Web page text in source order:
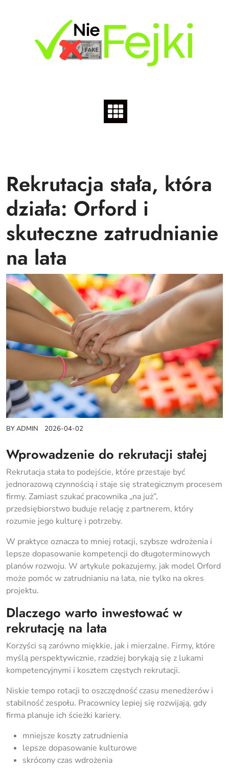
Rekrutacja stała, która
działa: Orford i
skuteczne zatrudnianie
na lata
BYADMIN 2026-04-02
Wprowadzenie do rekrutacji stałej
Rekrutacja stała to podejście, które przestaje być
jednorazową czynnością i staje się strategicznym procesem
firmy. Zamiast szukać pracownika „na już”,
przedsiębiorstwo buduje relację z partnerem, który
rozumie jego kulturę i potrzeby.
W praktyce oznacza to mniej rotacji, szybsze wdrożenia i
lepsze dopasowanie kompetencji do długoterminowych
planów rozwoju. W artykule pokazujemy, jak model Orford
może pomóc w zatrudnianiu na lata, nie tylko na okres
projektu.
Dlaczego warto inwestować w
rekrutację na lata
Korzyści są zarówno miękkie, jak i mierzalne. Firmy, które
myślą perspektywicznie, rzadziej borykają się z lukami
kompetencyjnymi i kosztem częstych rekrutacji.
Niskie tempo rotacji to oszczędność czasu menedżerów i
stabilność zespołu. Pracownicy lepiej się rozwijają, gdy
firma planuje ich ścieżki kariery.
mniejsze koszty zatrudnienia
lepsze dopasowanie kulturowe
skrócony czas wdrożenia